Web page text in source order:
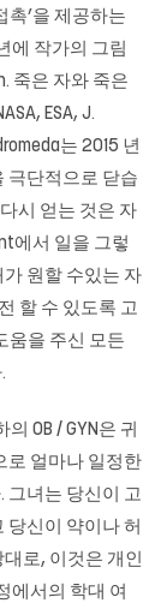
촉’을 제공하는
에 작가의 그림
죽은 자와 죽은
ESA, J.
는 2015 년
극단적으로 닫습
시 얻는 것은 자
에서 일을 그렇
가 원할 수있는 자
할 수 있도록 고
움을 주신 모든
OB / GYN은 귀
로 얼마나 일정한
그녀는 당신이 고
당신이 약이나 허
로, 이것은 개인
에서의 학대 여